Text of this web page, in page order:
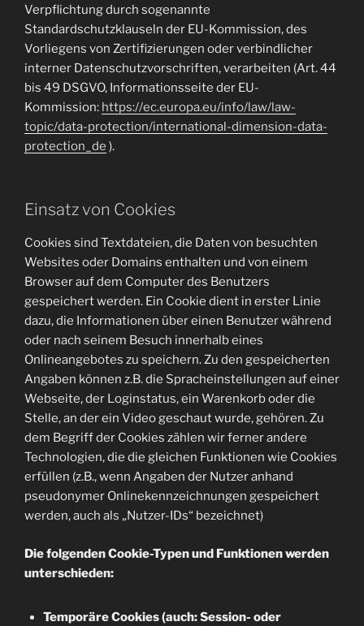
Verpflichtung durch sogenannte
Standardschutzklauseln der EU-Kommission, des
Vorliegens von Zertifizierungen oder verbindlicher
interner Datenschutzvorschriften, verarbeiten (Art. 44
bis 49 DSGVO, Informationsseite der EU-
Kommission: https://ec.europa.eu/info/law/law-
topic/data-protection/international-dimension-data-
protection_de ).
Einsatz von Cookies
Cookies sind Textdateien, die Daten von besuchten
Websites oder Domains enthalten und von einem
Browser auf dem Computer des Benutzers
gespeichert werden. Ein Cookie dient in erster Linie
dazu, die Informationen über einen Benutzer während
oder nach seinem Besuch innerhalb eines
Onlineangebotes zu speichern. Zu den gespeicherten
Angaben können z.B. die Spracheinstellungen auf einer
Webseite, der Loginstatus, ein Warenkorb oder die
Stelle, an der ein Video geschaut wurde, gehören. Zu
dem Begriff der Cookies zählen wir ferner andere
Technologien, die die gleichen Funktionen wie Cookies
erfüllen (z.B., wenn Angaben der Nutzer anhand
pseudonymer Onlinekennzeichnungen gespeichert
werden, auch als „Nutzer-IDs“ bezeichnet)
Die folgenden Cookie-Typen und Funktionen werden
unterschieden:
Temporäre Cookies (auch: Session- oder